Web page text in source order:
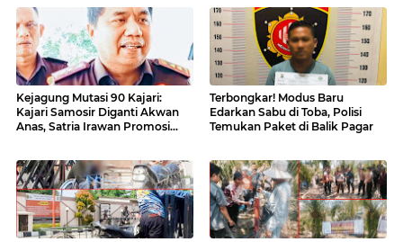
Kejagung Mutasi 90 Kajari:
Kajari Samosir Diganti Akwan
Anas, Satria Irawan Promosi
Terbongkar! Modus Baru
Edarkan Sabu di Toba, Polisi
Temukan Paket di Balik Pagar